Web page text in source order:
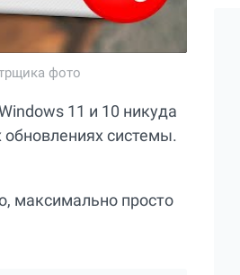
фото
11 и 10 никуда
системы.
максимально просто